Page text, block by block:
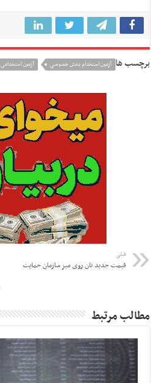
برچسب ها آزمون استخدام بخش خصوصی آزمون استخدامی
قبلی
قیمت جدید نان روی میز سازمان حمایت
مطالب مرتبط